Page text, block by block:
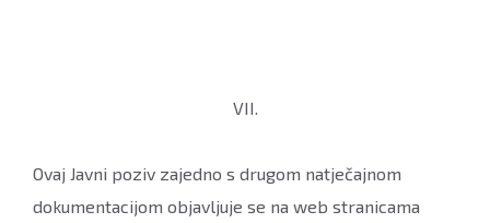
VII.
Ovaj Javni poziv zajedno s drugom natječajnom
dokumentacijom objavljuje se na web stranicama